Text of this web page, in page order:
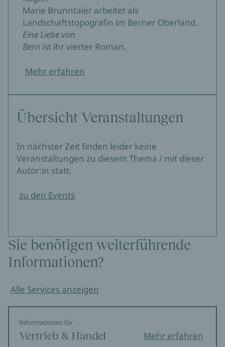
Marie Brunntaler arbeitet als
Landschaftstopografin im Berner Oberland.
Eine Liebe von
Bern ist ihr vierter Roman.
Mehr erfahren
Übersicht Veranstaltungen
In nächster Zeit finden leider keine
Veranstaltungen zu diesem Thema / mit dieser
Autor:in statt.
zu den Events
Sie benötigen weiterführende
Informationen?
Alle Services anzeigen
Informationen für
Vertrieb & Handel Mehr erfahren